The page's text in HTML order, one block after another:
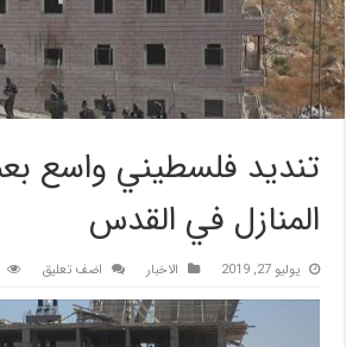
تنديد فلسطيني واسع
المنازل في القدس
يوليو 27, 2019 الاخبار اضف تعليق